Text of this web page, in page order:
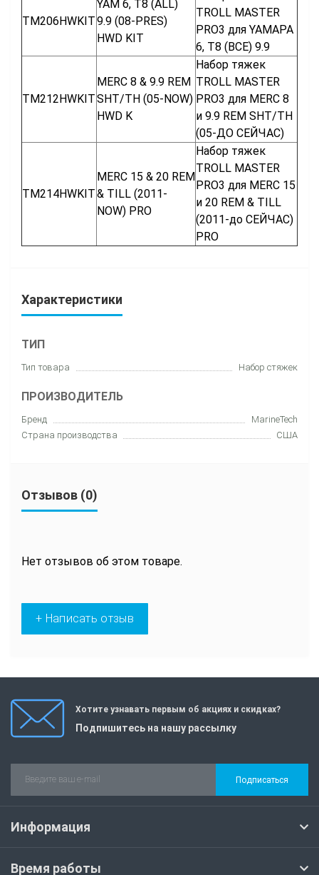
TM206HWKIT
YAM 6, T8 (ALL)
9.9 (08-PRES)
HWD KIT
TROLL MASTER
PRO3 для YAMАРА
6, T8 (ВСЕ) 9.9
TM212HWKIT
MERC 8 & 9.9 REM
SHT/TH (05-NOW)
HWD K
Набор тяжек
TROLL MASTER
PRO3 для MERC 8
и 9.9 REM SHT/TH
(05-ДО СЕЙЧАС)
TM214HWKIT
MERC 15 & 20 REM
& TILL (2011-
NOW) PRO
Набор тяжек
TROLL MASTER
PRO3 для MERC 15
и 20 REM & TILL
(2011-до СЕЙЧАС)
PRO
Характеристики
ТИП
Тип товара Набор стяжек
ПРОИЗВОДИТЕЛЬ
Бренд
MarineTech
Страна производства
США
Отзывов (0)
Нет отзывов об этом товаре.
+ Написать отзыв
Хотите узнавать первым об акциях и скидках?
Подпишитесь на нашу рассылку
Подписаться
Информация
Время работы